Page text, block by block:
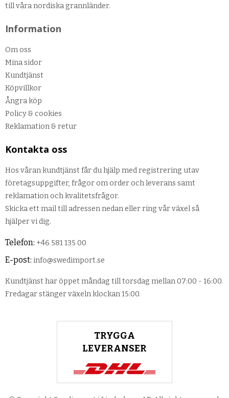
till våra nordiska grannländer.
Information
Om oss
Mina sidor
Kundtjänst
Köpvillkor
Ångra köp
Policy & cookies
Reklamation & retur
Kontakta oss
Hos våran kundtjänst får du hjälp med registrering utav
företagsuppgifter, frågor om order och leverans samt
reklamation och kvalitetsfrågor.
Skicka ett mail till adressen nedan eller ring vår växel så
hjälper vi dig.
Telefon: +46 581 135 00
E-post: info@swedimport.se
Kundtjänst har öppet måndag till torsdag mellan 07:00 - 16:00.
Fredagar stänger växeln klockan 15:00.
TRYGGA
LEVERANSER